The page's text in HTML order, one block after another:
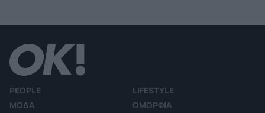
PEOPLE
LIFESTYLE
ΜΟΔΑ
ΟΜΟΡΦΙΑ